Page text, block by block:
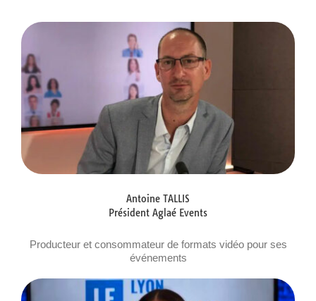
Antoine TALLIS
Président Aglaé Events
Producteur et consommateur de formats vidéo pour ses
événements